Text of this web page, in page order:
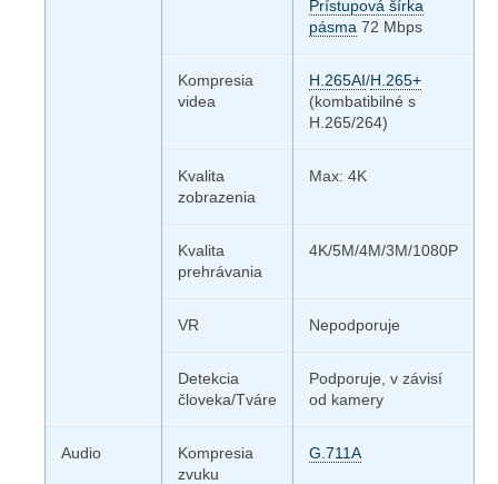
Prístupová šírka
pásma 72 Mbps
Kompresia
videa
H.265AI/H.265+
(kombatibilné s
H.265/264)
Kvalita
zobrazenia
Max: 4K
Kvalita
prehrávania
4K/5M/4M/3M/1080P
VR Nepodporuje
Detekcia
človeka/Tváre
Podporuje, v závisí
od kamery
Audio
Kompresia
zvuku
G.711A